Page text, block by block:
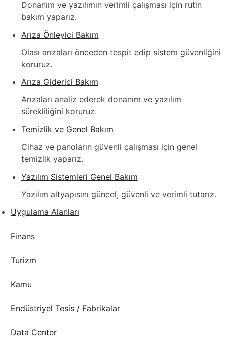
Donanım ve yazılımın verimli çalışması için rutin
bakım yaparız.
Arıza Önleyici Bakım
Olası arızaları önceden tespit edip sistem güvenliğini
koruruz.
Arıza Giderici Bakım
Arızaları analiz ederek donanım ve yazılım
sürekliliğini koruruz.
Temizlik ve Genel Bakım
Cihaz ve panoların güvenli çalışması için genel
temizlik yaparız.
Yazılım Sistemleri Genel Bakım
Yazılım altyapısını güncel, güvenli ve verimli tutarız.
Uygulama Alanları
Finans
Turizm
Kamu
Endüstriyel Tesis / Fabrikalar
Data Center